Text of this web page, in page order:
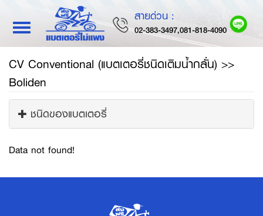
Toggle
navigation
สายด่วน :
02-383-3497,081-818-4090
CV Conventional (แบตเตอรี่ชนิดเติมน้ำกลั่น) >>
Boliden
ชนิดของแบตเตอรี่
Data not found!